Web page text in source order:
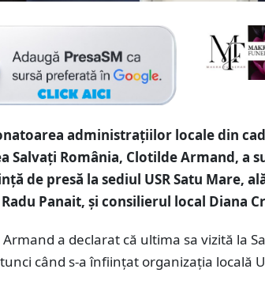
administrațiilor locale din
Salvați România, Clotilde Armand, a
de presă la sediul USR Satu Mare,
Panait, și consilierul local Diana
Armand a declarat că ultima sa vizită la
când s-a înființat organizația locală